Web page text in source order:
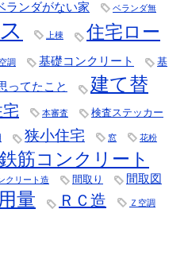
ランダがない家 ベランダ無
上棟
住宅ロー
調 基礎コンクリート 基
ってたこと
建て替
本審査 検査ステッカー
狭小住宅 窓 花粉
鉄筋コンクリート
クリート造 間取り 間取図
量 ＲＣ造 Ｚ空調